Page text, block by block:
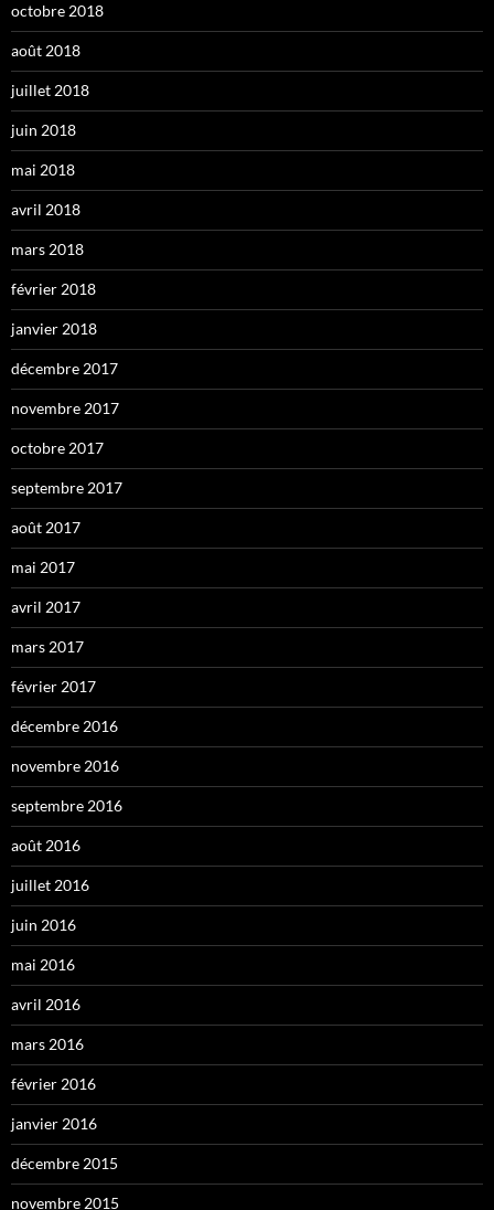
octobre 2018
août 2018
juillet 2018
juin 2018
mai 2018
avril 2018
mars 2018
février 2018
janvier 2018
décembre 2017
novembre 2017
octobre 2017
septembre 2017
août 2017
mai 2017
avril 2017
mars 2017
février 2017
décembre 2016
novembre 2016
septembre 2016
août 2016
juillet 2016
juin 2016
mai 2016
avril 2016
mars 2016
février 2016
janvier 2016
décembre 2015
novembre 2015